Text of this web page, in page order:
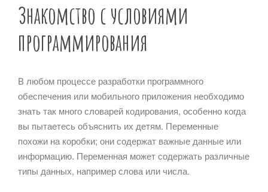
Знакомство с условиями
программирования
В любом процессе разработки программного
обеспечения или мобильного приложения необходимо
знать так много словарей кодирования, особенно когда
вы пытаетесь объяснить их детям. Переменные
похожи на коробки; они содержат важные данные или
информацию. Переменная может содержать различные
типы данных, например слова или числа.